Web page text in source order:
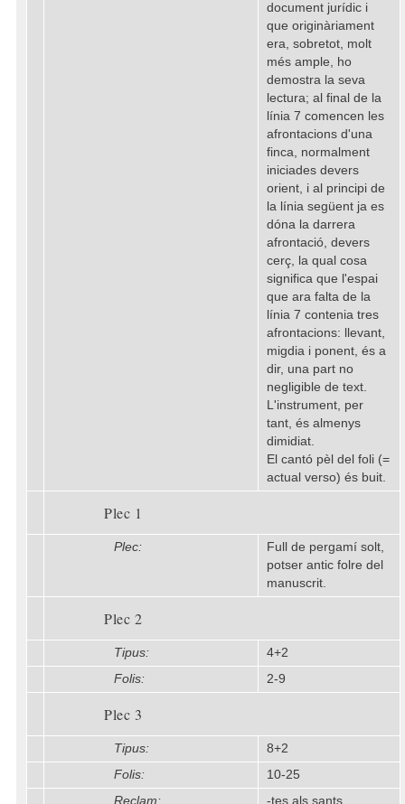
document jurídic i
que originàriament
era, sobretot, molt
més ample, ho
demostra la seva
lectura; al final de la
línia 7 comencen les
afrontacions d'una
finca, normalment
iniciades devers
orient, i al principi de
la línia següent ja es
dóna la darrera
afrontació, devers
cerç, la qual cosa
significa que l'espai
que ara falta de la
línia 7 contenia tres
afrontacions: llevant,
migdia i ponent, és a
dir, una part no
negligible de text.
L'instrument, per
tant, és almenys
dimidiat.
El cantó pèl del foli (=
actual verso) és buit.
Plec 1
Plec:
Full de pergamí solt,
potser antic folre del
manuscrit.
Plec 2
Tipus:
4+2
Folis:
2-9
Plec 3
Tipus:
8+2
Folis:
10-25
Reclam:
-tes als sants